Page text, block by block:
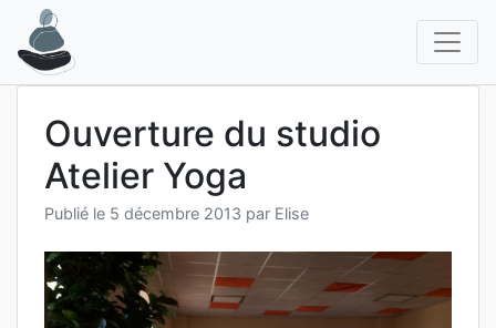
contenu
Ouverture du studio
Atelier Yoga
Publié le 5 décembre 2013 par Elise